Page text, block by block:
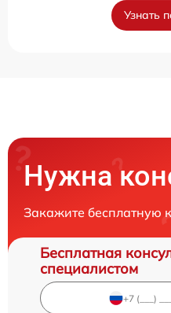
Узнать
Нужна
Закажите бесплатную
Бесплатная
специалистом